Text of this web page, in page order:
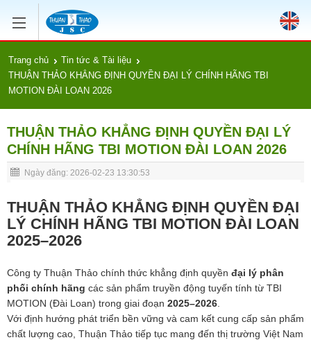
Trang chủ
Tin tức & Tài liệu
THUẬN THẢO KHẲNG ĐỊNH QUYỀN ĐẠI LÝ CHÍNH HÃNG TBI
MOTION ĐÀI LOAN 2026
THUẬN THẢO KHẲNG ĐỊNH QUYỀN ĐẠI LÝ
CHÍNH HÃNG TBI MOTION ĐÀI LOAN 2026
Ngày đăng: 2026-02-23 13:30:53
THUẬN THẢO KHẲNG ĐỊNH QUYỀN ĐẠI
LÝ CHÍNH HÃNG TBI MOTION ĐÀI LOAN
2025–2026
Công ty Thuận Thảo chính thức khẳng định quyền đại lý phân
phối chính hãng các sản phẩm truyền động tuyến tính từ TBI
MOTION (Đài Loan) trong giai đoạn 2025–2026
Với định hướng phát triển bền vững và cam kết cung cấp sản phẩm
chất lượng cao, Thuận Thảo tiếp tục mang đến thị trường Việt Nam